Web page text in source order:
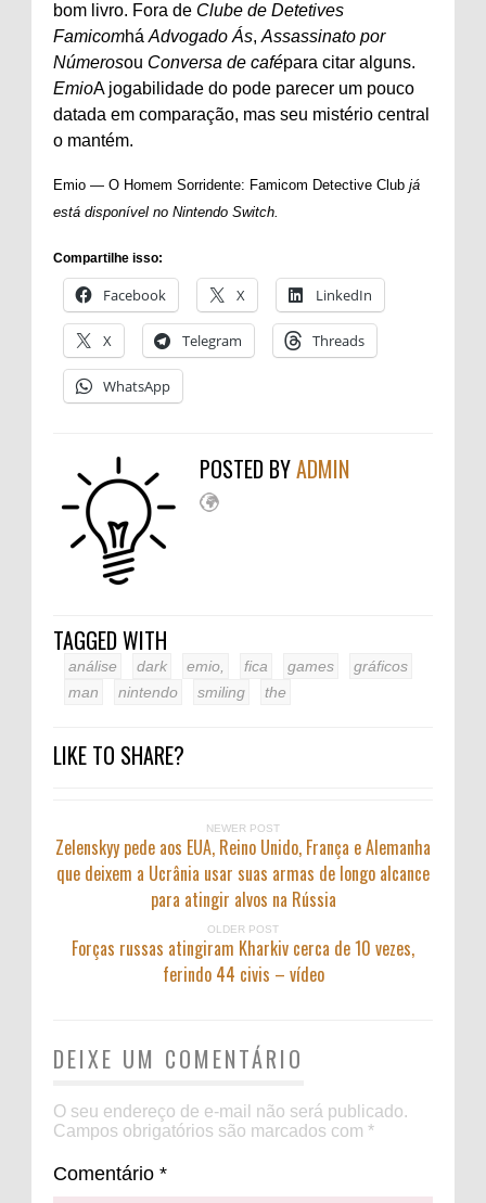
bom livro. Fora de Clube de Detetives
Famicomhá Advogado Ás, Assassinato por
Númerosou Conversa de cafépara citar alguns.
EmioA jogabilidade do pode parecer um pouco
datada em comparação, mas seu mistério central
o mantém.
Emio — O Homem Sorridente: Famicom Detective Club já
está disponível no Nintendo Switch.
Compartilhe isso:
Facebook X LinkedIn
X Telegram Threads
WhatsApp
POSTED BYADMIN
TAGGED WITH
análise dark emio, fica games
gráficos
man
nintendo smiling the
LIKE TO SHARE?
NEWER POST
Zelenskyy pede aos EUA, Reino Unido, França e Alemanha
que deixem a Ucrânia usar suas armas de longo alcance
para atingir alvos na Rússia
OLDER POST
Forças russas atingiram Kharkiv cerca de 10 vezes,
ferindo 44 civis – vídeo
DEIXE UM COMENTÁRIO
O seu endereço de e-mail não será publicado.
Campos obrigatórios são marcados com *
Comentário *